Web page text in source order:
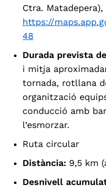
Ctra.
https://
48
Durada prevista
i mitja
tornada, rotllana
organització
conducció amb
l’esmorzar.
Ruta circular
Distància: 9,5 km
Desnivell